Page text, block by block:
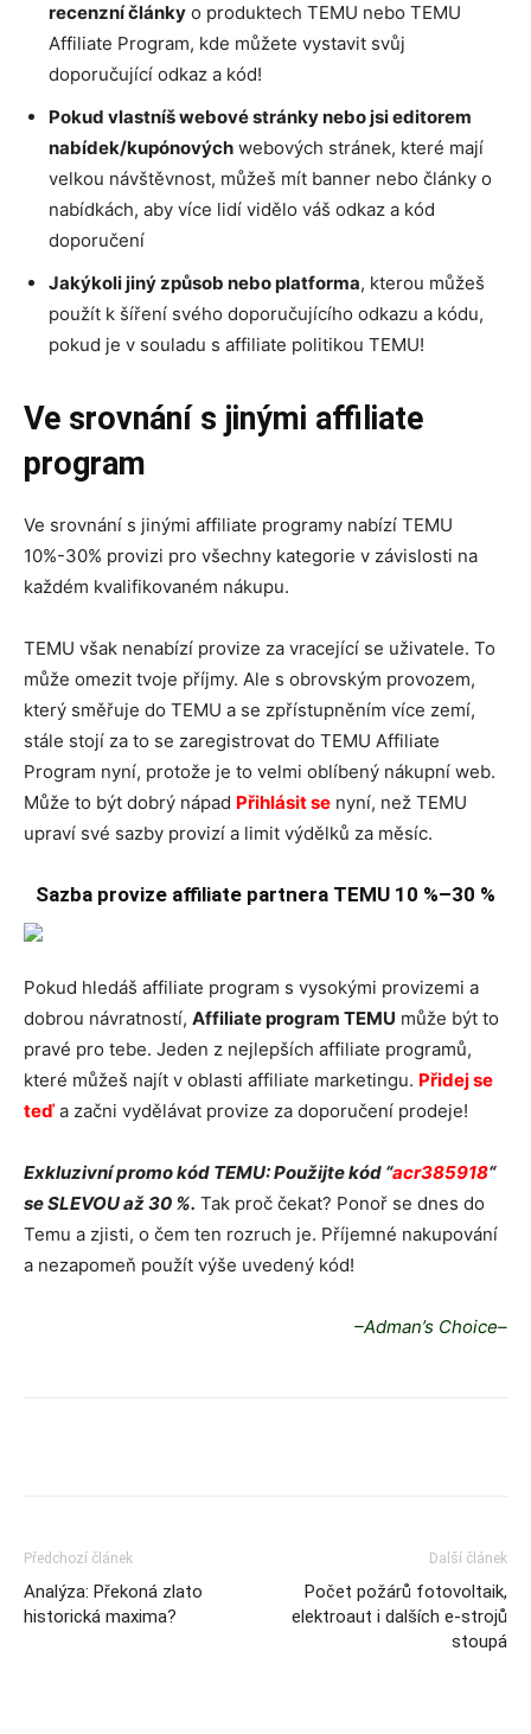
recenzní články o produktech TEMU nebo TEMU
Affiliate Program, kde můžete vystavit svůj
doporučující odkaz a kód!
Pokud vlastníš webové stránky nebo jsi editorem
nabídek/kupónových webových stránek, které mají
velkou návštěvnost, můžeš mít banner nebo články o
nabídkách, aby více lidí vidělo váš odkaz a kód
doporučení
Jakýkoli jiný způsob nebo platforma, kterou můžeš
použít k šíření svého doporučujícího odkazu a kódu,
pokud je v souladu s affiliate politikou TEMU!
Ve srovnání s jinými affiliate
program
Ve srovnání s jinými affiliate programy nabízí TEMU
10%-30% provizi pro všechny kategorie v závislosti na
každém kvalifikovaném nákupu.
TEMU však nenabízí provize za vracející se uživatele. To
může omezit tvoje příjmy. Ale s obrovským provozem,
který směřuje do TEMU a se zpřístupněním více zemí,
stále stojí za to se zaregistrovat do TEMU Affiliate
Program nyní, protože je to velmi oblíbený nákupní web.
Může to být dobrý nápad Přihlásit se nyní, než TEMU
upraví své sazby provizí a limit výdělků za měsíc.
Sazba provize affiliate partnera TEMU 10 %–30 %
Pokud hledáš affiliate program s vysokými provizemi a
dobrou návratností, Affiliate program TEMU může být to
pravé pro tebe. Jeden z nejlepších affiliate programů,
které můžeš najít v oblasti affiliate marketingu. Přidej se
teď a začni vydělávat provize za doporučení prodeje!
Exkluzivní promo kód TEMU: Použijte kód “acr385918“
se SLEVOU až 30 %. Tak proč čekat? Ponoř se dnes do
Temu a zjisti, o čem ten rozruch je. Příjemné nakupování
a nezapomeň použít výše uvedený kód!
–Adman’s Choice–
Předchozí článek
Analýza: Překoná zlato
historická maxima?
Další článek
Počet požárů fotovoltaik,
elektroaut i dalších e-strojů
stoupá